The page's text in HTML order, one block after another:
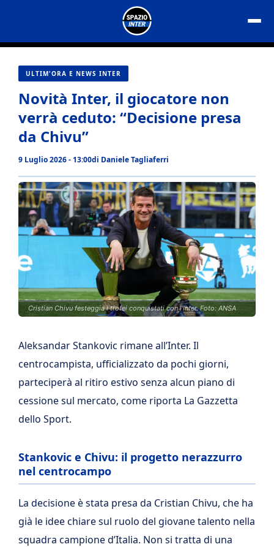
contenuto
ULTIM'ORA E NEWS INTER
Novità Inter, il giocatore non
verrà ceduto: “Decisione presa
da Chivu”
9 Luglio 2026 - 13:00di Daniele Tagliaferri
Cristian Chivu festeggia i trofei conquistati con l'Inter. Foto: ANSA
Aleksandar Stankovic rimane all’Inter. Il
centrocampista, ufficializzato da pochi giorni,
parteciperà al ritiro estivo senza alcun piano di
cessione sul mercato, come riporta La Gazzetta
dello Sport.
Stankovic e Chivu: il progetto nerazzurro
nel centrocampo
La decisione è stata presa da Cristian Chivu, che ha
già le idee chiare sul ruolo del giovane talento nella
squadra campione d’Italia. Non si tratta di una